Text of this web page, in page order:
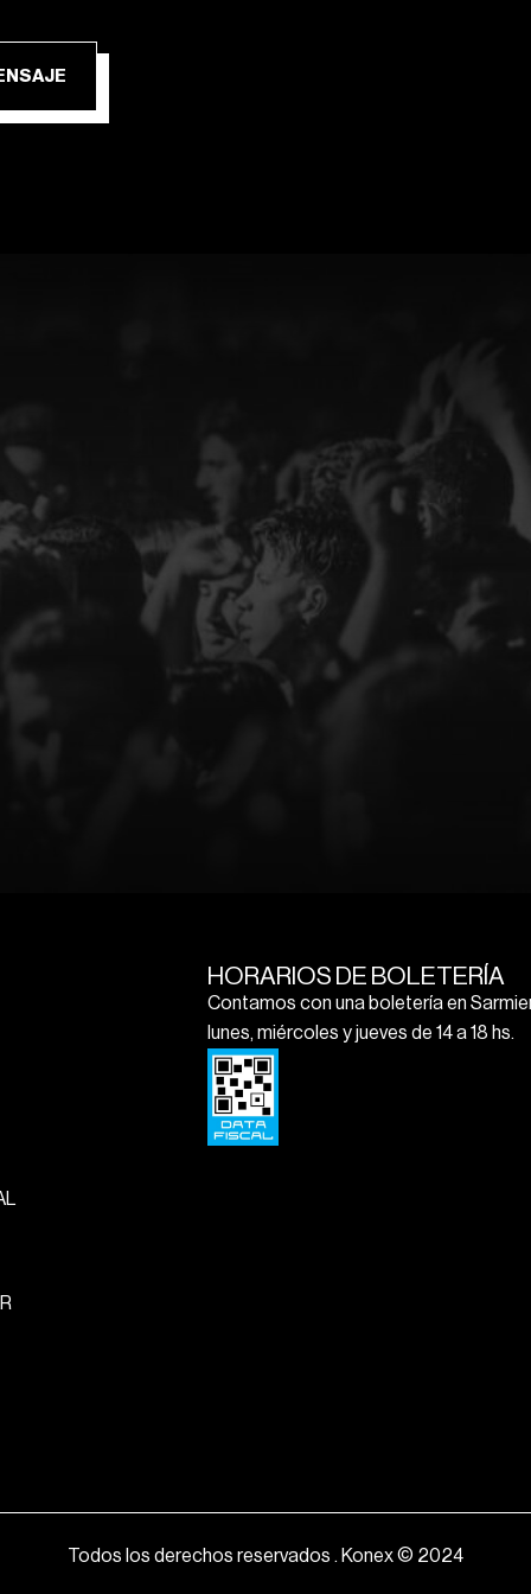
MENSAJE
HORARIOS DE BOLETERÍA
Contamos con una boletería en
lunes, miércoles y jueves de 14 a 18 hs.
Todos los derechos reservados . Konex © 2024